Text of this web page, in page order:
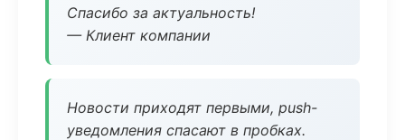
Спасибо за актуальность!
— Клиент компании
Новости приходят первыми, push-
уведомления спасают в пробках.